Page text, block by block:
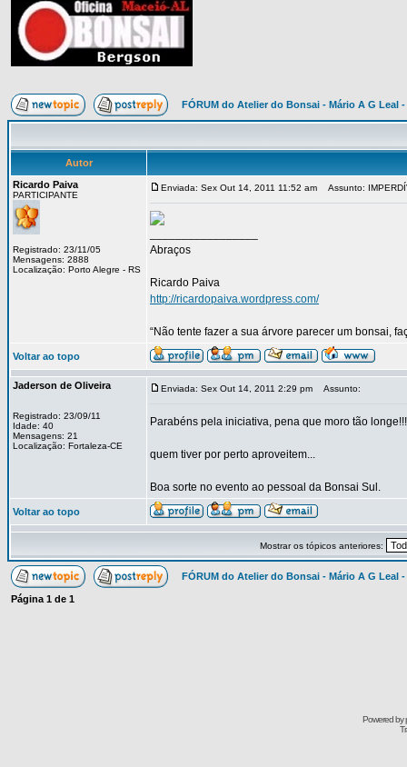
FÓRUM do Atelier do Bonsai - Mário A G Leal
Autor
Ricardo Paiva
PARTICIPANTE
Registrado: 23/11/05
Mensagens: 2888
Localização: Porto Alegre - RS
Enviada: Sex Out 14, 2011 11:52 am Assunto:
Abraços
Ricardo Paiva
http://ricardopaiva.wordpress.com/
“Não tente fazer a sua árvore parecer um bonsai,
Voltar ao topo
Jaderson de Oliveira
Registrado: 23/09/11
Idade: 40
Mensagens: 21
Localização: Fortaleza-CE
Enviada: Sex Out 14, 2011 2:29 pm Assunto:
Parabéns pela iniciativa, pena que moro tão
quem tiver por perto aproveitem...
Boa sorte no evento ao pessoal da Bonsai Sul.
Voltar ao topo
Mostrar os tópicos anteriores:
FÓRUM do Atelier do Bonsai - Mário A G Leal
Página 1 de 1
Powered by